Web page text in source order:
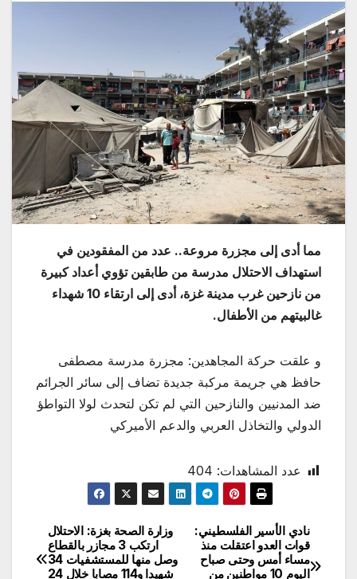
مما أدى إلى مجزرة مروعة.. عدد من المفقودين في
استهداف الاحتلال مدرسة من طابقين تؤوي أعداد كبيرة
من نازحين غرب مدينة غزة، أدى إلى ارتقاء 10 شهداء
غالبيتهم من الأطفال.
و علقت حركة المجاهدين: مجزرة مدرسة مصطفى
حافظ هي جريمة مركبة جديدة تضاف إلى سائر الجرائم
ضد المدنيين والنازحين التي لم تكن لتحدث لولا التواطؤ
الدولي والتخاذل العربي والدعم الأميركي
عدد المشاهدات: 404
تصفّح
المقالات
وزارة الصحة بغزة: الاحتلال
ارتكب 3 مجازر بالقطاع
وصل منها للمستشفيات 34
شهيدا و114 مصابا خلال 24
نادي الأسير الفلسطيني:
قوات العدو اعتقلت منذ
مساء أمس وحتى صباح
اليوم 10 مواطنين من